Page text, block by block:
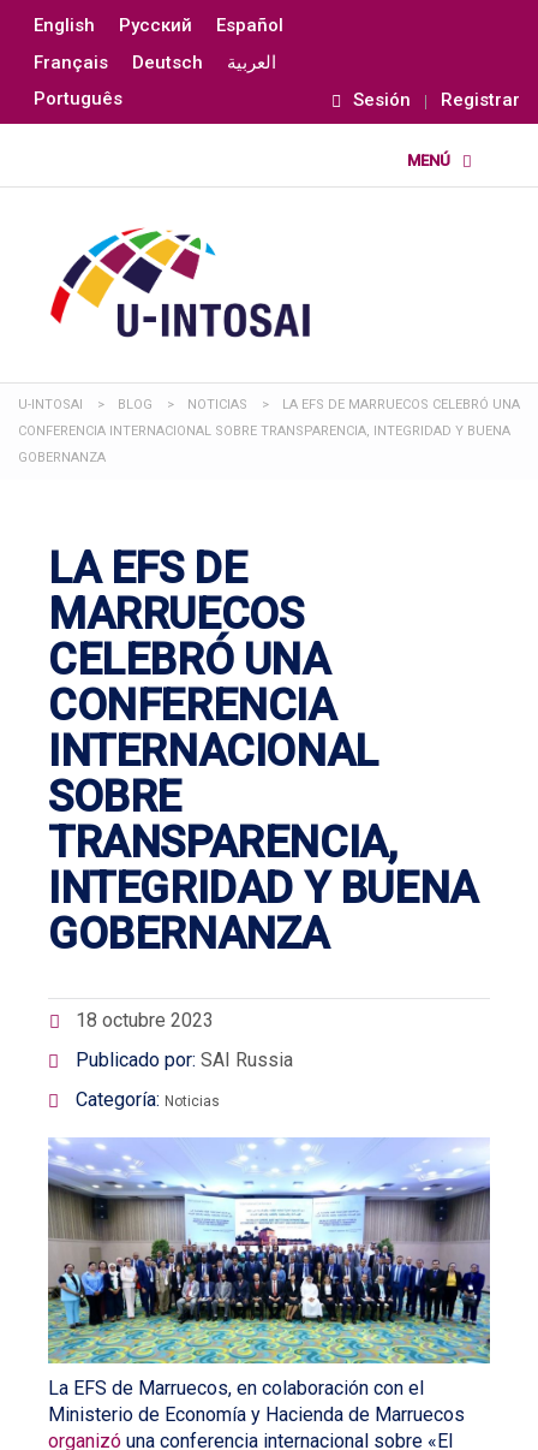
English Русский
Español
Français
Deutsch
العربية
Português
Sesión Registrar
U-INTOSAI > BLOG > NOTICIAS >
LA EFS DE MARRUECOS CELEBRÓ UNA
CONFERENCIA INTERNACIONAL SOBRE TRANSPARENCIA, INTEGRIDAD Y BUENA
GOBERNANZA
LA EFS DE
MARRUECOS
CELEBRÓ UNA
CONFERENCIA
INTERNACIONAL
SOBRE
TRANSPARENCIA,
INTEGRIDAD Y BUENA
GOBERNANZA
18 octubre 2023
Publicado por: SAI Russia
Categoría: Noticias
La EFS de Marruecos, en colaboración con el
Ministerio de Economía y Hacienda de Marruecos
organizó una conferencia internacional sobre «El